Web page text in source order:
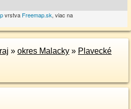
vrstva Freemap.sk, viac na
» okres Malacky » Plavecké